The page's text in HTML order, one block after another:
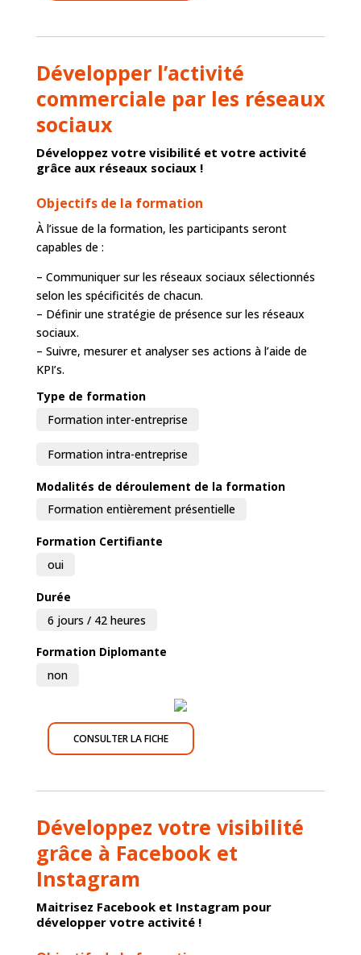
Développer l’activité
commerciale par les réseaux
sociaux
Développez votre visibilité et votre activité
grâce aux réseaux sociaux !
Objectifs de la formation
À l’issue de la formation, les participants seront
capables de :
– Communiquer sur les réseaux sociaux sélectionnés
selon les spécificités de chacun.
– Définir une stratégie de présence sur les réseaux
sociaux.
– Suivre, mesurer et analyser ses actions à l’aide de
KPI’s.
Type de formation
Formation inter-entreprise
Formation intra-entreprise
Modalités de déroulement de la formation
Formation entièrement présentielle
Formation Certifiante
oui
Durée
6 jours / 42 heures
Formation Diplomante
non
CONSULTER LA FICHE
Développez votre visibilité
grâce à Facebook et
Instagram
Maitrisez Facebook et Instagram pour
développer votre activité !